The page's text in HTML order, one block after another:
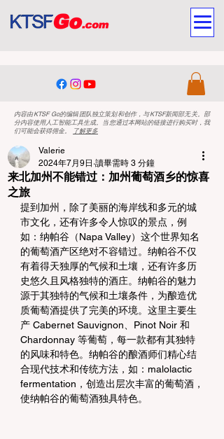
内容由KTSF Go的编辑团队独立策划和创作，与KTSF新闻部无关。部
分内容使用人工智能工具生成。当您通过本网站的链接进行购买时，我
们可能会获得佣金。
了解更多
来北加州不能错过：加州葡萄酒乡的惊喜
之旅
Valerie
2024年7月9日 讀畢需時 3 分鐘
提到加州，除了美丽的海岸线和多元的城
市文化，还有许多令人惊叹的景点，例
如：纳帕谷（Napa Valley）这个世界知名
的葡萄酒产区绝对不容错过。纳帕谷不仅
有着得天独厚的气候和土壤，还有许多历
史悠久且风格独特的酒庄。纳帕谷的魅力
源于其独特的气候和土壤条件，为酿造优
质葡萄酒提供了完美的环境。这里主要生
产 Cabernet Sauvignon、Pinot Noir 和
Chardonnay 等葡萄，每一款都有其独特
的风味和特色。纳帕谷的酿酒师们精心结
合现代技术和传统方法，如：malolactic
fermentation，创造出层次丰富的葡萄酒，
使纳帕谷的葡萄酒独具特色。